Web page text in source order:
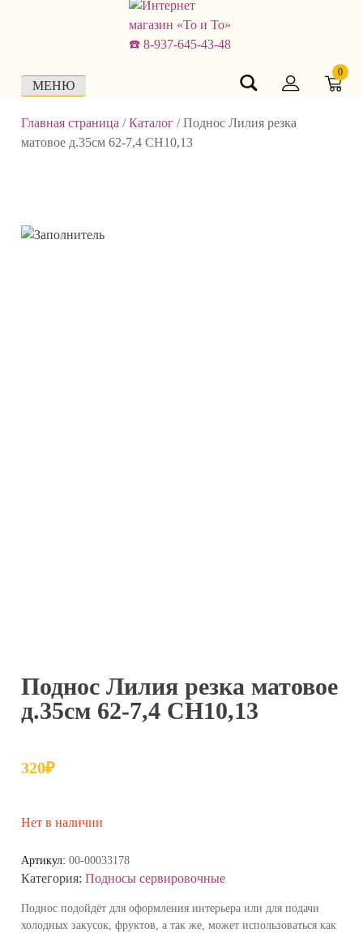
МЕНЮ
0
Главная страница /Каталог /Поднос Лилия резка
матовое д.35см 62-7,4 СН10,13
Поднос Лилия резка матовое
д.35см 62-7,4 СН10,13
320₽
Нет в наличии
Артикул:00-00033178
Категория:Подносы сервировочные
Поднос подойдёт для оформления интерьера или для подачи
холодных закусок, фруктов, а так же, может использоваться как